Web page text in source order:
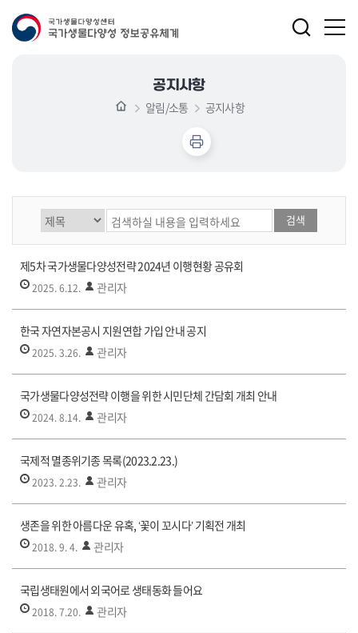
공지사항
알림/소통 공지사항
제5차 국가생물다양성전략 2024년 이행현황 공유회
2025. 6.12. 관리자
한국 자연자본공시 지원연합 가입 안내 공지
2025. 3.26. 관리자
국가생물다양성전략 이행을 위한 시민단체 간담회 개최 안내
2024. 8.14. 관리자
국제적 멸종위기종 목록(2023.2.23.)
2023. 2.23. 관리자
생존을 위한 아름다운 유혹, ‘꽃이 꼬시다’ 기획전 개최
2018. 9. 4. 관리자
국립생태원에서 외국어로 생태동화 들어요
2018. 7.20. 관리자